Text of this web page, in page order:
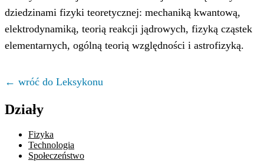
dziedzinami fizyki teoretycznej: mechaniką kwantową,
elektrodynamiką, teorią reakcji jądrowych, fizyką cząstek
elementarnych, ogólną teorią względności i astrofizyką.
← wróć do Leksykonu
Działy
Fizyka
Technologia
Społeczeństwo